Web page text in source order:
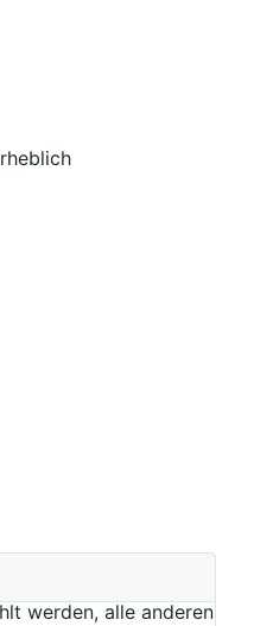
werden, alle anderen